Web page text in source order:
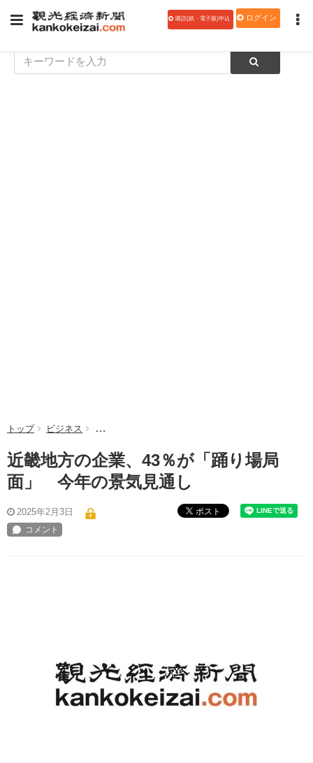
購読(紙・電子版)申込 ログイン
トップ ビジネス 近畿地方の企業、43％が「踊り場局面」 今年の景
近畿地方の企業、43％が「踊り場局
面」 今年の景気見通し
2025年2月3日 ポスト